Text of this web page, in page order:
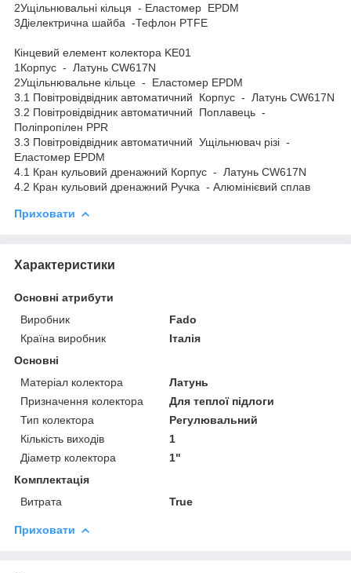
2Ущільнювальні кільця - Еластомер EPDM
3Діелектрична шайба -Тефлон PTFE
Кінцевий елемент колектора KE01
1Корпус - Латунь CW617N
2Ущільнювальне кільце - Еластомер EPDM
3.1 Повітровідвідник автоматичний Корпус - Латунь CW617N
3.2 Повітровідвідник автоматичний Поплавець -
Поліпропілен PPR
3.3 Повітровідвідник автоматичний Ущільнювач різі -
Еластомер EPDM
4.1 Кран кульовий дренажний Корпус - Латунь CW617N
4.2 Кран кульовий дренажний Ручка - Алюмінієвий сплав
Приховати
Характеристики
Основні атрибути
Виробник
Fado
Країна виробник
Італія
Основні
Матеріал колектора
Латунь
Призначення колектора
Для теплої підлоги
Тип колектора
Регулювальний
Кількість виходів
1
Діаметр колектора
1"
Комплектація
Витрата
True
Приховати